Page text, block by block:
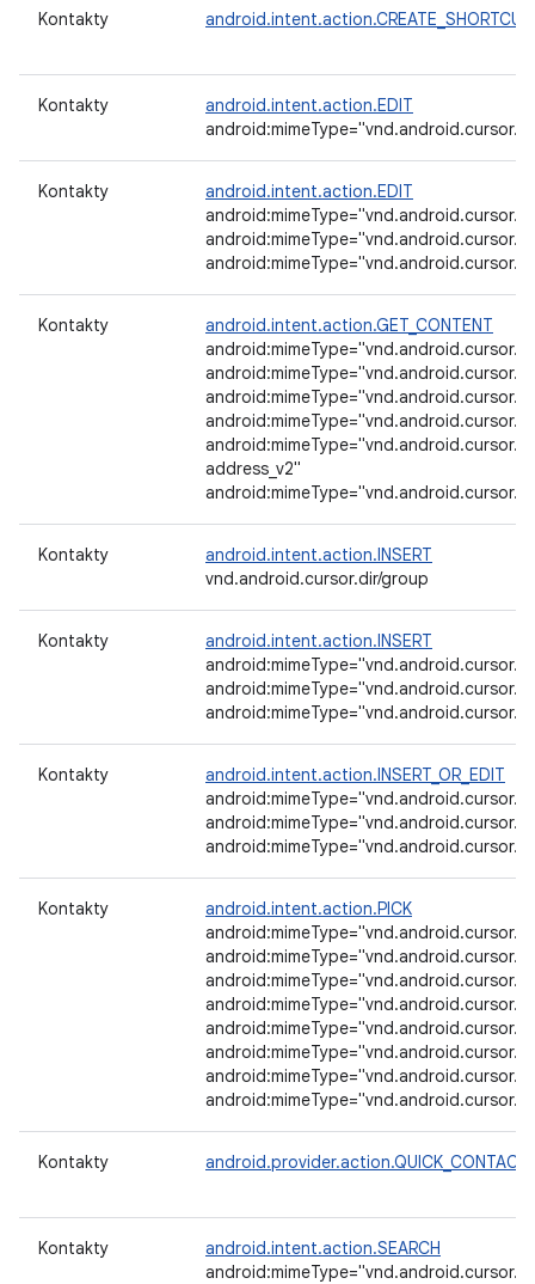
Kontakty android.intent.action.CREATE_SHORTCUT
Kontakty
android.intent.action.EDIT
Kontakty
android.intent.action.EDIT
Kontakty
android.intent.action.GET_CONTENT
address_v2"
Kontakty
android.intent.action.INSERT
vnd.android.cursor.dir/group
Kontakty
android.intent.action.INSERT
Kontakty
android.intent.action.INSERT_OR_EDIT
Kontakty
android.intent.action.PICK
Kontakty android.provider.action.QUICK_CONTACT
Kontakty
android.intent.action.SEARCH